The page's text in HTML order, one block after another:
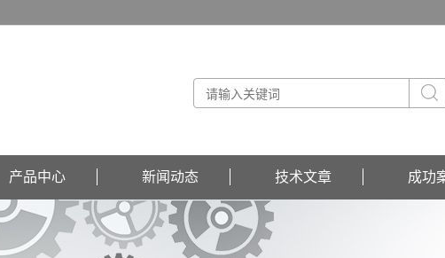
产品中心 新闻动态 技术文章 成功